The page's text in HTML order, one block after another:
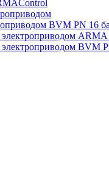
BVM PN 16
BVM